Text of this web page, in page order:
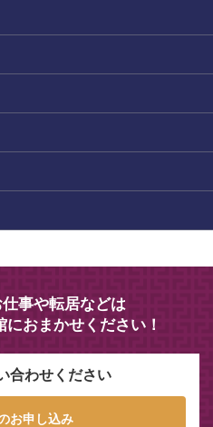
事や転居などは
おまかせください！
合わせください
お申し込み